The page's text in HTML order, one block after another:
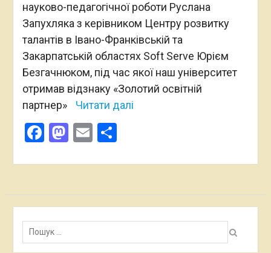
науково-педагогічної роботи Руслана
Запухляка з керівником Центру розвитку
талантів в Івано-Франківській та
Закарпатській областях Soft Serve Юрієм
Безгачнюком, під час якої наш університет
отримав відзнаку «Золотий освітній
партнер»
Читати далі
Facebook
Mastodon
EmailПоділитися
Пошук: